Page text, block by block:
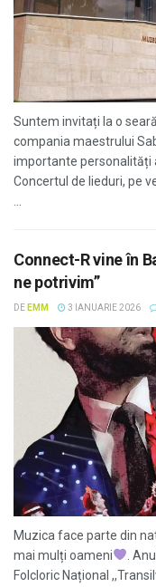
Suntem invitați la o
compania maestrului
importante personalități
Concertul de lieduri, pe
Connect-R vine în
ne potrivim”
DE EMM 3 IANUARIE 2026
Muzica face parte din
mai mulți oameni
.
Folcloric Național